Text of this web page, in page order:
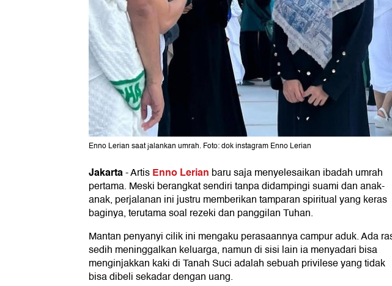
Enno Lerian saat jalankan umrah. Foto: dok instagram Enno Lerian
Jakarta-ArtisEnno Lerian baru saja menyelesaikan ibadah umrah
pertama. Meski berangkat sendiri tanpa didampingi suami dan anak-
anak, perjalanan ini justru memberikan tamparan spiritual yang keras
baginya, terutama soal rezeki dan panggilan Tuhan.
Mantan penyanyi cilik ini mengaku perasaannya campur aduk. Ada
sedih meninggalkan keluarga, namun di sisi lain ia menyadari bisa
menginjakkan kaki di Tanah Suci adalah sebuah privilese yang tidak
bisa dibeli sekadar dengan uang.